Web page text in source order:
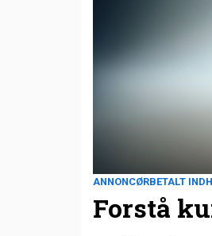
ANNONCØRBETALT
Forstå